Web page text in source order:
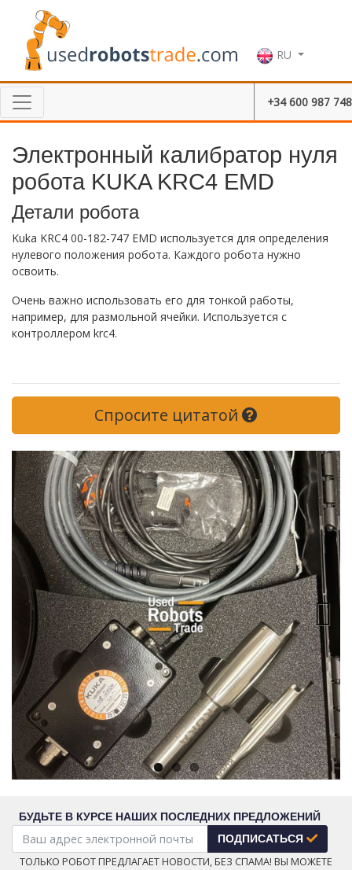
RU
+34 600 987 748
Электронный калибратор нуля
робота KUKA KRC4 EMD
Детали робота
Kuka KRC4 00-182-747 EMD используется для определения
нулевого положения робота. Каждого робота нужно
освоить.
Очень важно использовать его для тонкой работы,
например, для размольной ячейки. Используется с
контроллером krc4.
Спросите цитатой
Next
БУДЬТЕ В КУРСЕ НАШИХ ПОСЛЕДНИХ ПРЕДЛОЖЕНИЙ
ПОДПИСАТЬСЯ
ТОЛЬКО РОБОТ ПРЕДЛАГАЕТ НОВОСТИ, БЕЗ СПАМА! ВЫ МОЖЕТЕ